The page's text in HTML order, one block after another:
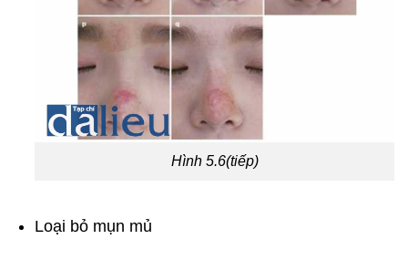
Hình 5.6(tiếp)
Loại bỏ mụn mủ